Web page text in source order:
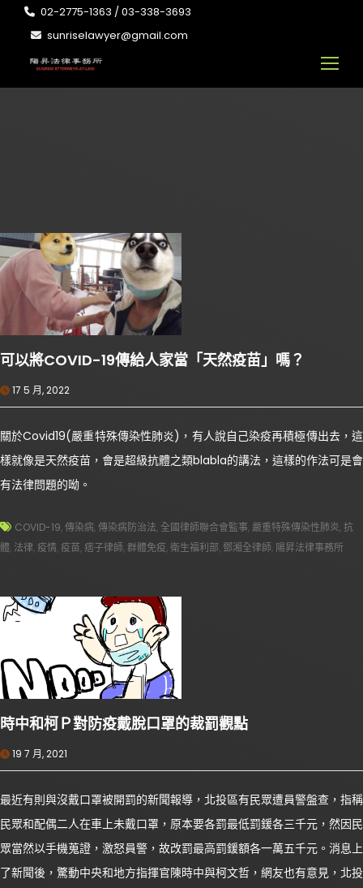
02-2775-1363 / 03-338-3693
sunriselawyer@gmail.com
可以將COVID-19傳給人家當「天然疫苗」嗎？
17 5 月, 2022
關於Covid19(嚴重特殊傳染性肺炎)，有人說自己染疫再積極傳出去，這
樣就像是天然疫苗，會是超級抗體之類blabla的講法，這樣的作法可是會
有法律問題的呦。
COVID-19,傳染病,傳染病防治法, 全國律師聯合會監事, 嚴重特殊傳染性肺炎,抗
體, 法律,疫情,疫苗, 痞子律師,群體免疫,衛生福利部, 鄧湘全律師, 陽昇法律事務所
時中和柯Ｐ對防疫戴脫口罩的裁罰觀點
19 7 月, 2021
最近有則與沒戴口罩被開罰的新聞報導，北投區有民眾遭員警盤查，指稱
民眾和配偶二人在車上未戴口罩，原本要各罰最低罰鍰各三千元，然因民
眾當然以手機蒐證，激怒員警，故改罰最高罰鍰額各一萬五千元。消息上
了新聞後，驚動中央和地方指揮官陳時中與柯文哲，網友也有意見，北投